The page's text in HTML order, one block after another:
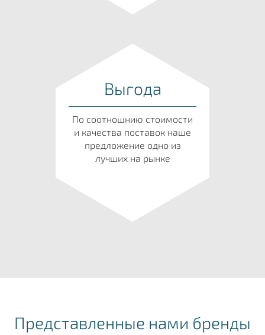
Выгода
По соотношнию стоимости
и качества поставок наше
предложение одно из
лучших на рынке
Представленные нами бренды